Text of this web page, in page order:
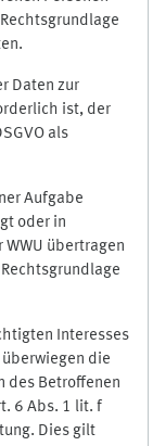
Daten zur
ist, der
als
Aufgabe
oder in
übertragen
Interesses
die
des Betroffenen
6 Abs. 1 lit. f
Dies gilt